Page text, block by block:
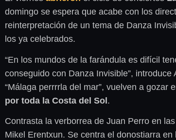
domingo se espera que acabe con los
reinterpretación de un tema de Danza
los ya celebrados.
“En los mundos de la farándula es difícil
conseguido con Danza Invisible”,
“Málaga perrrrla del mar”, vuelven a gozar
por toda la Costa del Sol.
Contrasta la verborrea de Juan Perro en
Mikel Erentxun. Se centra el donostiarra